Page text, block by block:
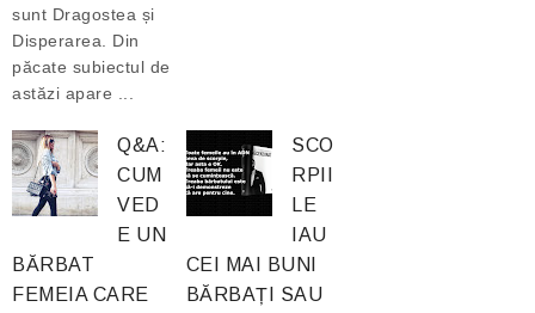
sunt Dragostea și
Disperarea. Din
păcate subiectul de
astăzi apare ...
Q&A:
CUM
VED
E UN
BĂRBAT
FEMEIA CARE
SCO
RPII
LE
IAU
CEI MAI BUNI
BĂRBAȚI SAU